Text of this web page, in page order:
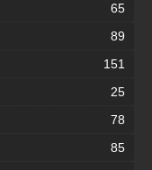
65
89
151
25
78
85